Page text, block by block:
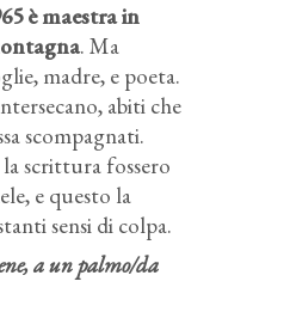
è maestra in
. Ma
madre, e poeta.
abiti che
scompagnati.
scrittura fossero
e questo la
sensi di colpa.
a un palmo/da